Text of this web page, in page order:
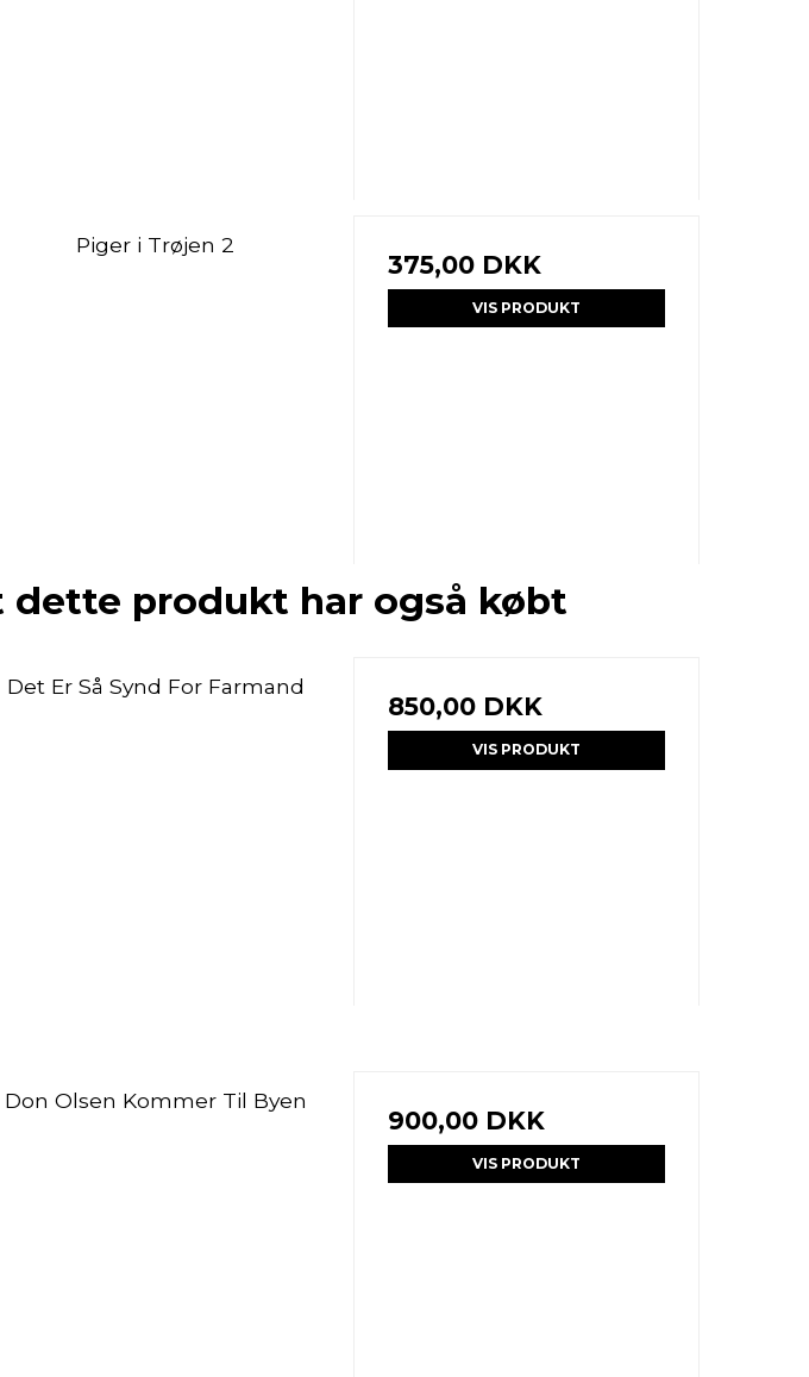
Piger i Trøjen 2
375,00 DKK
VIS PRODUKT
dette produkt har også købt
Det Er Så Synd For Farmand
850,00 DKK
VIS PRODUKT
Don Olsen Kommer Til Byen
900,00 DKK
VIS PRODUKT